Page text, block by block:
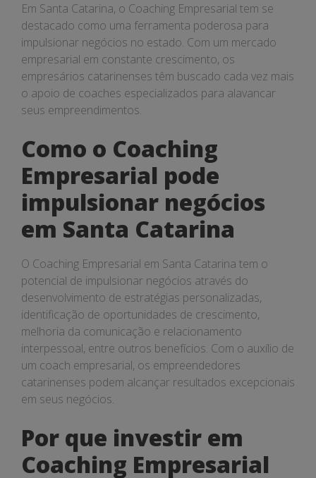
Em Santa Catarina, o Coaching Empresarial tem se
destacado como uma ferramenta poderosa para
impulsionar negócios no estado. Com um mercado
empresarial em constante crescimento, os
empresários catarinenses têm buscado cada vez mais
o apoio de coaches especializados para alavancar
seus empreendimentos.
Como o Coaching
Empresarial pode
impulsionar negócios
em Santa Catarina
O Coaching Empresarial em Santa Catarina tem o
potencial de impulsionar negócios através do
desenvolvimento de estratégias personalizadas,
identificação de oportunidades de crescimento,
melhoria da comunicação e relacionamento
interpessoal, entre outros benefícios. Com o auxílio de
um coach empresarial, os empreendedores
catarinenses podem alcançar resultados excepcionais
em seus negócios.
Por que investir em
Coaching Empresarial